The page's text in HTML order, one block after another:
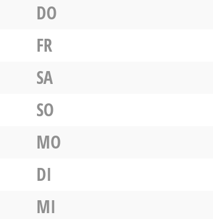
DO
FR
SA
SO
MO
DI
MI